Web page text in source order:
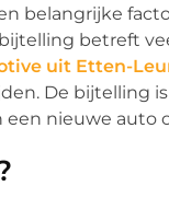
belangrijke
betreft
uit Etten-
De bijtelling
nieuwe auto